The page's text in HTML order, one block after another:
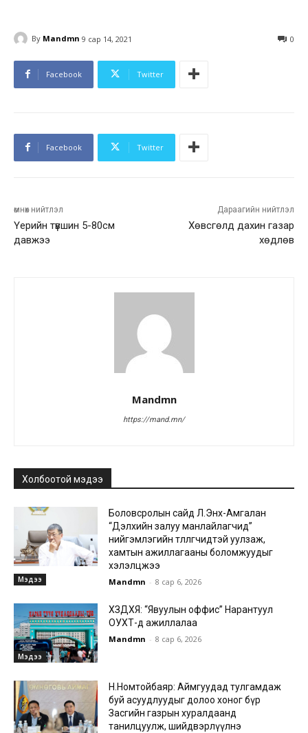
By Mandmn 9 сар 14, 2021 0
Facebook Twitter
Facebook Twitter
өмнөх нийтлэл
Үерийн түвшин 5-80см
давжээ
Дараагийн нийтлэл
Хөвсгөлд дахин газар
хөдлөв
Mandmn
https://mand.mn/
Холбоотой мэдээ
Мэдээ
Боловсролын сайд Л.Энх-Амгалан
“Дэлхийн залуу манлайлагчид”
нийгэмлэгийн төлөөлөгчидтэй уулзаж,
хамтын ажиллагааны боломжуудыг
хэлэлцжээ
Mandmn - 8 сар 6, 2026
Мэдээ
ХЗДХЯ: “Явуулын оффис” Нарантуул
ОУХТ-д ажиллалаа
Mandmn - 8 сар 6, 2026
Н.Номтойбаяр: Аймгуудад тулгамдаж
буй асуудлуудыг долоо хоног бүр
Засгийн газрын хуралдаанд
танилцуулж, шийдвэрлүүлнэ